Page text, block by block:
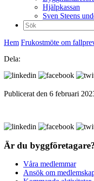
Hjälpkassan
Sven Steens
Sök
efter:
Hem Frukostmöte om
Dela:
Publicerat den 6 februari
Är du
Våra medlemmar
Ansök om